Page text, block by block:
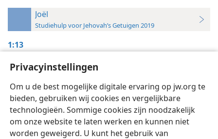
Privacyinstellingen
Om u de best mogelijke digitale ervaring op jw.org te
bieden, gebruiken wij cookies en vergelijkbare
technologieën. Sommige cookies zijn noodzakelijk
om onze website te laten werken en kunnen niet
worden geweigerd. U kunt het gebruik van
Joël
Studiehulp voor Jehovah’s Getuigen 2019
1:13
De Wachttoren,
1/5/1998, blz. 10